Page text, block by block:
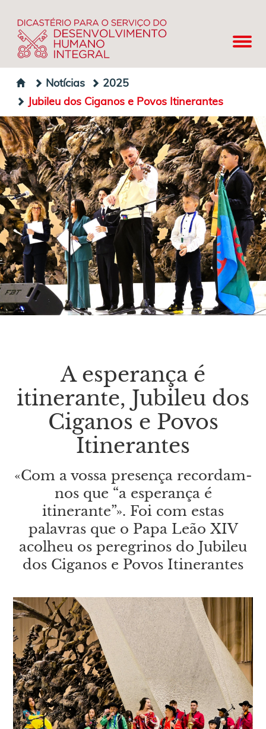
Notícias
2025
Jubileu dos Ciganos e Povos Itinerantes
A esperança é
itinerante, Jubileu dos
Ciganos e Povos
Itinerantes
«Com a vossa presença recordam-
nos que “a esperança é
itinerante”». Foi com estas
palavras que o Papa Leão XIV
acolheu os peregrinos do Jubileu
dos Ciganos e Povos Itinerantes